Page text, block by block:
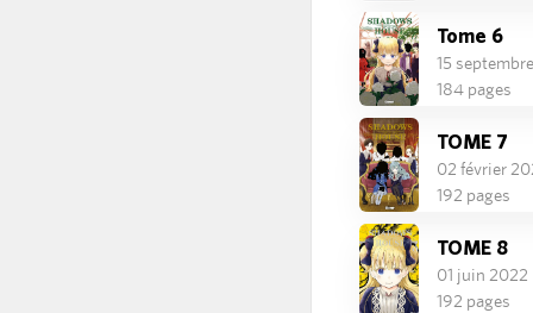
Tome 6
15
184 pages
TOME 7
02 février
192 pages
TOME 8
01 juin 2022
192 pages